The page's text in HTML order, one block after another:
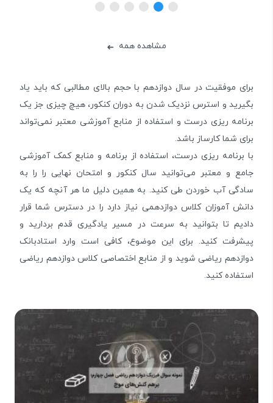
مشاهده همه ➜
برای موفقیت در سال دوازدهم با حجم بالای مطالبی که باید یاد
بگیرید و استرس نزدیک شدن به دوران کنکور، هیچ چیزی جز یک
برنامه ریزی درست و استفاده از منابع آموزشی معتبر نمی‌تواند
برای شما کارساز باشد.
با برنامه ریزی درست، استفاده از برنامه و منابع کمک آموزشی
جامع و معتبر می‌توانید سال کنکور و امتحان نهایی را را به
سادگی آب خوردن طی کنید. به همین دلیل ما هر آنچه که یک
دانش آموزان کلاس دوازدهمی نیاز دارد را در دسترس شما قرار
دادیم تا بتوانید به سرعت در مسیر یادگیری قدم بردارید و
پیشرفت کنید. برای این موضوع، کافی است وارد استادبانک
دوازدهم ریاضی شوید و از منابع اختصاصی کلاس دوازدهم ریاضی
استفاده کنید.